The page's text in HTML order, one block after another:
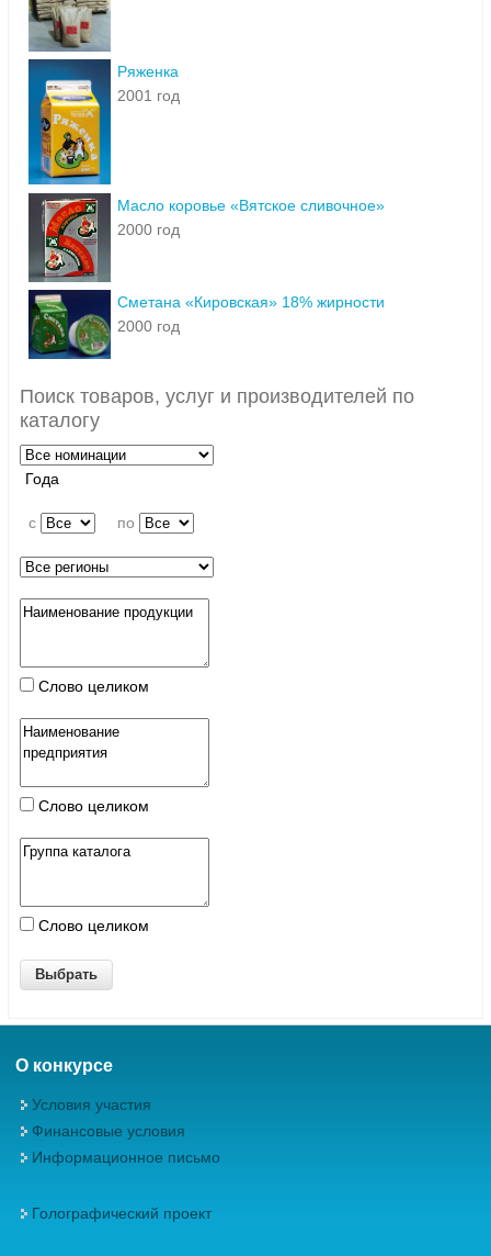
Ряженка
2001 год
Масло коровье «Вятское сливочное»
2000 год
Сметана «Кировская» 18% жирности
2000 год
Поиск товаров, услуг и производителей по
каталогу
Года
c по
Слово целиком
Слово целиком
Слово целиком
О конкурсе
Условия участия
Финансовые условия
Информационное письмо
Голографический проект